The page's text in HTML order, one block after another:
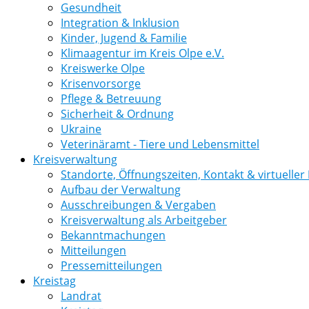
Gesundheit
Integration & Inklusion
Kinder, Jugend & Familie
Klimaagentur im Kreis Olpe e.V.
Kreiswerke Olpe
Krisenvorsorge
Pflege & Betreuung
Sicherheit & Ordnung
Ukraine
Veterinäramt - Tiere und Lebensmittel
Kreisverwaltung
Standorte, Öffnungszeiten, Kontakt & virtueller
Aufbau der Verwaltung
Ausschreibungen & Vergaben
Kreisverwaltung als Arbeitgeber
Bekanntmachungen
Mitteilungen
Pressemitteilungen
Kreistag
Landrat